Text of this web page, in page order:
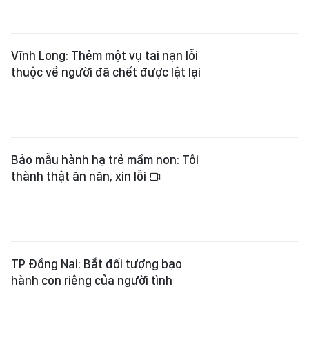
Vĩnh Long: Thêm một vụ tai nạn lỗi
thuộc về người đã chết được lật lại
Bảo mẫu hành hạ trẻ mầm non: Tôi
thành thật ăn năn, xin lỗi
TP Đồng Nai: Bắt đối tượng bạo
hành con riêng của người tình